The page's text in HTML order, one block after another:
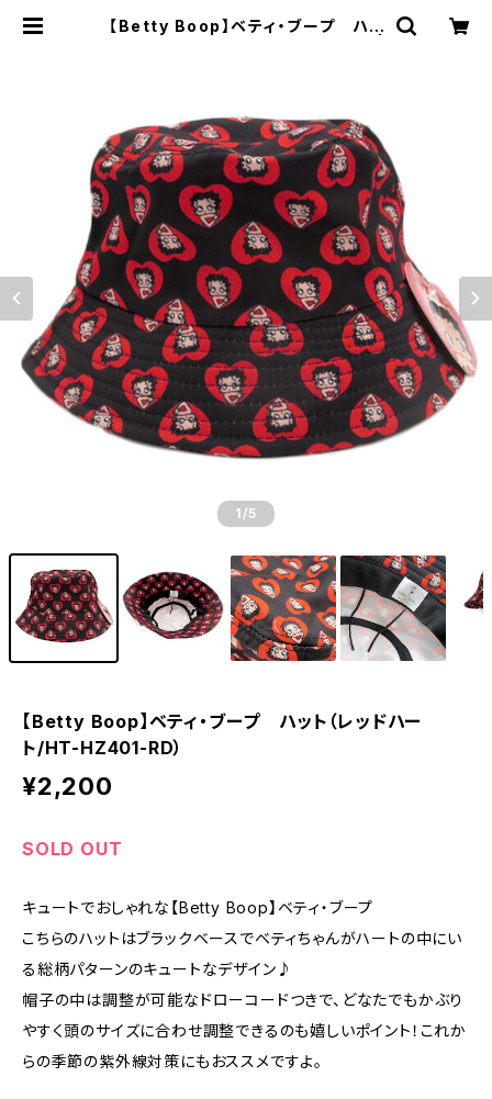
【Betty Boop】ベティ・ブープ ハッ
1 /5
【Betty Boop】ベティ・ブープ ハット（レッドハー
ト/HT-HZ401-RD）
¥2,200
SOLD OUT
キュートでおしゃれな【Betty Boop】ベティ・ブープ
こちらのハットはブラックベースでベティちゃんがハートの中にい
る総柄パターンのキュートなデザイン♪
帽子の中は調整が可能なドローコードつきで、どなたでもかぶり
やすく頭のサイズに合わせ調整できるのも嬉しいポイント！これか
らの季節の紫外線対策にもおススメですよ。